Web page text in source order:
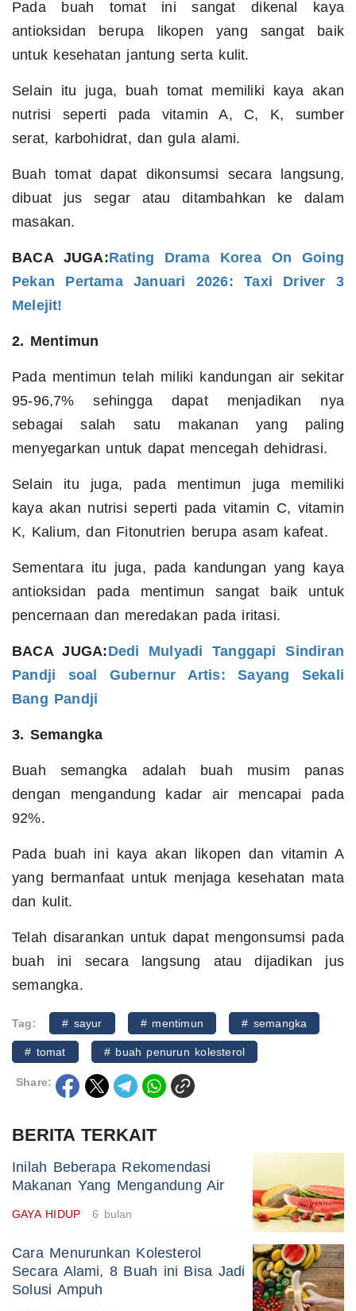
Pada buah tomat ini sangat dikenal kaya
antioksidan berupa likopen yang sangat baik
untuk kesehatan jantung serta kulit.
Selain itu juga, buah tomat memiliki kaya akan
nutrisi seperti pada vitamin A, C, K, sumber
serat, karbohidrat, dan gula alami.
Buah tomat dapat dikonsumsi secara langsung,
dibuat jus segar atau ditambahkan ke dalam
masakan.
BACA JUGA:Rating Drama Korea On Going
Pekan Pertama Januari 2026: Taxi Driver 3
Melejit!
2. Mentimun
Pada mentimun telah miliki kandungan air sekitar
95-96,7% sehingga dapat menjadikan nya
sebagai salah satu makanan yang paling
menyegarkan untuk dapat mencegah dehidrasi.
Selain itu juga, pada mentimun juga memiliki
kaya akan nutrisi seperti pada vitamin C, vitamin
K, Kalium, dan Fitonutrien berupa asam kafeat.
Sementara itu juga, pada kandungan yang kaya
antioksidan pada mentimun sangat baik untuk
pencernaan dan meredakan pada iritasi.
BACA JUGA:Dedi Mulyadi Tanggapi Sindiran
Pandji soal Gubernur Artis: Sayang Sekali
Bang Pandji
3. Semangka
Buah semangka adalah buah musim panas
dengan mengandung kadar air mencapai pada
92%.
Pada buah ini kaya akan likopen dan vitamin A
yang bermanfaat untuk menjaga kesehatan mata
dan kulit.
Telah disarankan untuk dapat mengonsumsi pada
buah ini secara langsung atau dijadikan jus
semangka.
Tag: # sayur # mentimun # semangka
# tomat # buah penurun kolesterol
Share:
BERITA TERKAIT
Inilah Beberapa Rekomendasi
Makanan Yang Mengandung Air
GAYA HIDUP 6 bulan
Cara Menurunkan Kolesterol
Secara Alami, 8 Buah ini Bisa Jadi
Solusi Ampuh